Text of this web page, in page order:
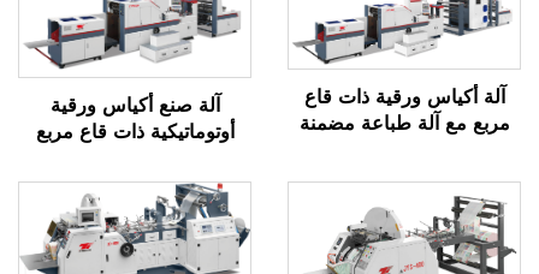
آلة أكياس ورقية ذات قاع
مربع مع آلة طباعة مضمنة
آلة صنع أكياس ورقية
أوتوماتيكية ذات قاع مربع